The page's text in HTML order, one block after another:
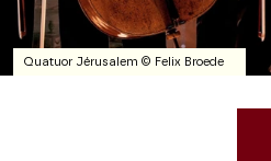
Quatuor Jérusalem © Felix Broede